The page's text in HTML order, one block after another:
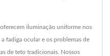
iluminação uniforme nos
fadiga ocular e os problemas de
de teto tradicionais. Nossos